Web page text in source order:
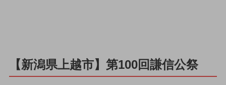
【新潟県上越市】第100回謙信公祭